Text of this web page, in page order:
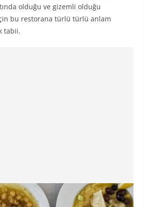
olduğu ve gizemli olduğu
bu restorana türlü türlü anlam
tabii.